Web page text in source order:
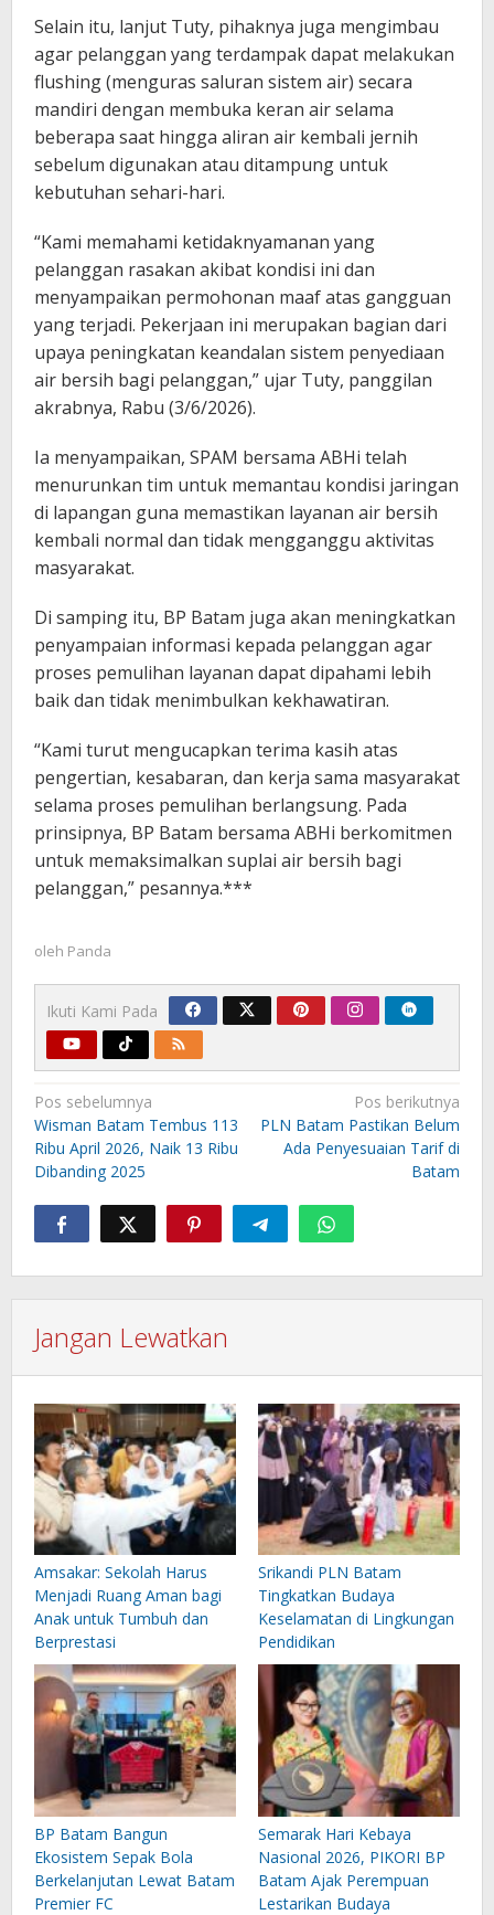
Selain itu, lanjut Tuty, pihaknya juga mengimbau
agar pelanggan yang terdampak dapat melakukan
flushing (menguras saluran sistem air) secara
mandiri dengan membuka keran air selama
beberapa saat hingga aliran air kembali jernih
sebelum digunakan atau ditampung untuk
kebutuhan sehari-hari.
“Kami memahami ketidaknyamanan yang
pelanggan rasakan akibat kondisi ini dan
menyampaikan permohonan maaf atas gangguan
yang terjadi. Pekerjaan ini merupakan bagian dari
upaya peningkatan keandalan sistem penyediaan
air bersih bagi pelanggan,” ujar Tuty, panggilan
akrabnya, Rabu (3/6/2026).
Ia menyampaikan, SPAM bersama ABHi telah
menurunkan tim untuk memantau kondisi jaringan
di lapangan guna memastikan layanan air bersih
kembali normal dan tidak mengganggu aktivitas
masyarakat.
Di samping itu, BP Batam juga akan meningkatkan
penyampaian informasi kepada pelanggan agar
proses pemulihan layanan dapat dipahami lebih
baik dan tidak menimbulkan kekhawatiran.
“Kami turut mengucapkan terima kasih atas
pengertian, kesabaran, dan kerja sama masyarakat
selama proses pemulihan berlangsung. Pada
prinsipnya, BP Batam bersama ABHi berkomitmen
untuk memaksimalkan suplai air bersih bagi
pelanggan,” pesannya.***
oleh Panda
Ikuti Kami Pada
Navigasi
pos
Pos sebelumnya
Wisman Batam Tembus 113
Ribu April 2026, Naik 13 Ribu
Dibanding 2025
Pos berikutnya
PLN Batam Pastikan Belum
Ada Penyesuaian Tarif di
Batam
Jangan Lewatkan
Amsakar: Sekolah Harus
Menjadi Ruang Aman bagi
Anak untuk Tumbuh dan
Berprestasi
Srikandi PLN Batam
Tingkatkan Budaya
Keselamatan di Lingkungan
Pendidikan
BP Batam Bangun
Ekosistem Sepak Bola
Berkelanjutan Lewat Batam
Premier FC
Semarak Hari Kebaya
Nasional 2026, PIKORI BP
Batam Ajak Perempuan
Lestarikan Budaya